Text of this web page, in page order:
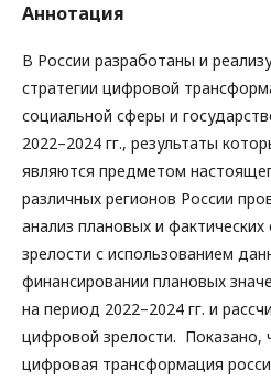
Аннотация
В России разработаны и
стратегии цифровой
социальной сферы и
2022–2024 гг., результаты
являются предметом
различных регионов России
анализ плановых и
зрелости с использованием
финансировании плановых
на период 2022–2024 гг. и
цифровой зрелости. Показано,
цифровая трансформация